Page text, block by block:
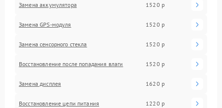
Замена аккумулятора 1520 р
Замена GPS-модуля 1520 р
Замена сенсорного стекла 1520 р
Восстановление после попадания влаги 1520 р
Замена дисплея 1620 р
Восстановление цепи питания 1220 р